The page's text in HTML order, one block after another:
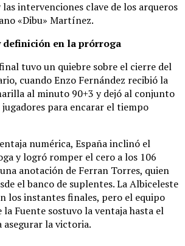
intervenciones clave de los arqueros
«Dibu» Martínez.
definición en la prórroga
tuvo un quiebre sobre el cierre del
cuando Enzo Fernández recibió la
al minuto 90+3 y dejó al conjunto
para encarar el tiempo
numérica, España inclinó el
y logró romper el cero a los 106
anotación de Ferran Torres, quien
el banco de suplentes. La Albiceleste
los instantes finales, pero el equipo
Fuente sostuvo la ventaja hasta el
la victoria.